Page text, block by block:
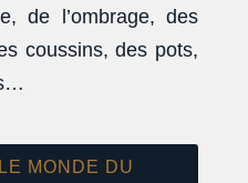
de l’ombrage, des
coussins, des pots,
MONDE DU